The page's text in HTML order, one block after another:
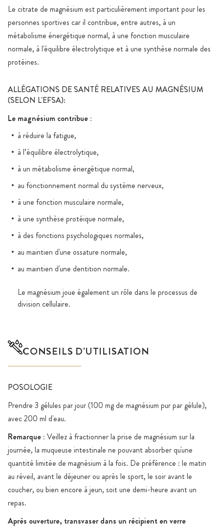
Le citrate de magnésium est particulièrement important pour les
personnes sportives car il contribue, entre autres, à un
métabolisme énergétique normal, à une fonction musculaire
normale, à l'équilibre électrolytique et à une synthèse normale des
protéines.
ALLÉGATIONS DE SANTÉ RELATIVES AU MAGNÉSIUM
(SELON L'EFSA):
Le magnésium contribue :
à réduire la fatigue,
à l’équilibre électrolytique,
à un métabolisme énergétique normal,
au fonctionnement normal du système nerveux,
à une fonction musculaire normale,
à une synthèse protéique normale,
à des fonctions psychologiques normales,
au maintien d'une ossature normale,
au maintien d'une dentition normale.
Le magnésium joue également un rôle dans le processus de
division cellulaire.
CONSEILS D'UTILISATION
POSOLOGIE
Prendre 3 gélules par jour (100 mg de magnésium pur par gélule),
avec 200 ml d'eau.
Remarque : Veillez à fractionner la prise de magnésium sur la
journée, la muqueuse intestinale ne pouvant absorber qu'une
quantité limitée de magnésium à la fois. De préférence : le matin
au réveil, avant le déjeuner ou après le sport, le soir avant le
coucher, ou bien encore à jeun, soit une demi-heure avant un
repas.
Après ouverture, transvaser dans un récipient en verre